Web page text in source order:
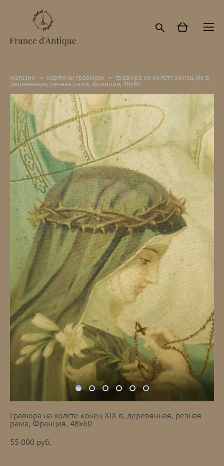
магазин > картины-гравюры > гравюра на холсте конец хiх в,
деревянная, резная рама, франция, 48х60
Гравюра на холсте конец ХIХ в, деревянная, резная
рама, Франция, 48х60
55 000 pуб.